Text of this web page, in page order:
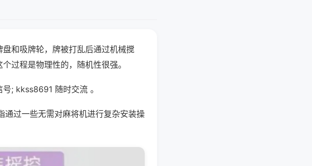
和吸牌轮，牌被打乱后通过机械搅
过程是物理性的，随机性很强。
; kkss8691 随时交流 。
通过一些无需对麻将机进行复杂安装操